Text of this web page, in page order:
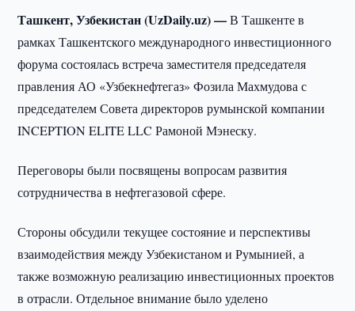
Ташкент, Узбекистан (UzDaily.uz) —В Ташкенте в
рамках Ташкентского международного инвестиционного
форума состоялась встреча заместителя председателя
правления АО «Узбекнефтегаз» Фозила Махмудова с
председателем Совета директоров румынской компании
INCEPTION ELITE LLC Рамоной Мэнеску.
Переговоры были посвящены вопросам развития
сотрудничества в нефтегазовой сфере.
Стороны обсудили текущее состояние и перспективы
взаимодействия между Узбекистаном и Румынией, а
также возможную реализацию инвестиционных проектов
в отрасли. Отдельное внимание было уделено